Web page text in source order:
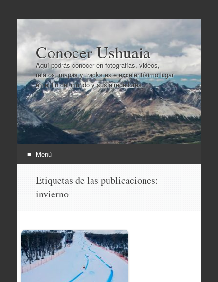
Conocer Ushuaia
Aquí podrás conocer en fotografías, videos,
relatos, mapas y tracks este excelentísimo lugar
en el fin del mundo y sus alrededores..
Menú
contenido
Etiquetas de las publicaciones:
invierno